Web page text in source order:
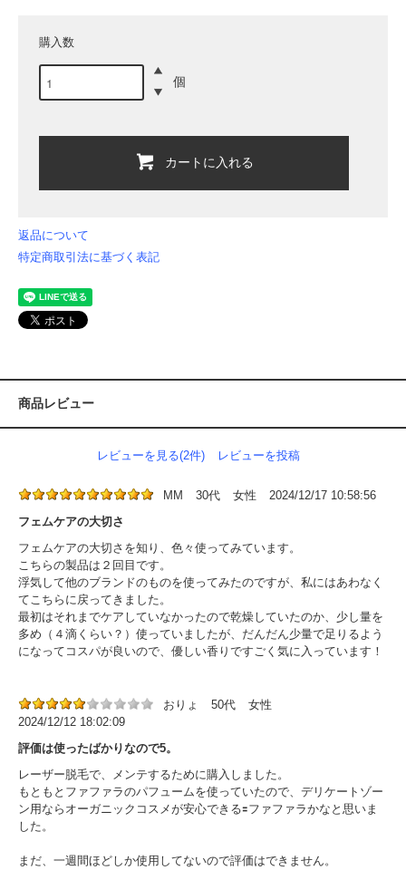
購入数
個
カートに入れる
返品について
特定商取引法に基づく表記
商品レビュー
レビューを見る(2件) レビューを投稿
MM 30代 女性
2024/12/17 10:58:56
フェムケアの大切さ
フェムケアの大切さを知り、色々使ってみています。
こちらの製品は２回目です。
浮気して他のブランドのものを使ってみたのですが、私にはあわなく
てこちらに戻ってきました。
最初はそれまでケアしていなかったので乾燥していたのか、少し量を
多め（４滴くらい？）使っていましたが、だんだん少量で足りるよう
になってコスパが良いので、優しい香りですごく気に入っています！
おりょ 50代
女性
2024/12/12 18:02:09
評価は使ったばかりなので5。
レーザー脱毛で、メンテするために購入しました。
もともとファファラのパフュームを使っていたので、デリケートゾー
ン用ならオーガニックコスメが安心できる🟰ファファラかなと思いま
した。
まだ、一週間ほどしか使用してないので評価はできません。